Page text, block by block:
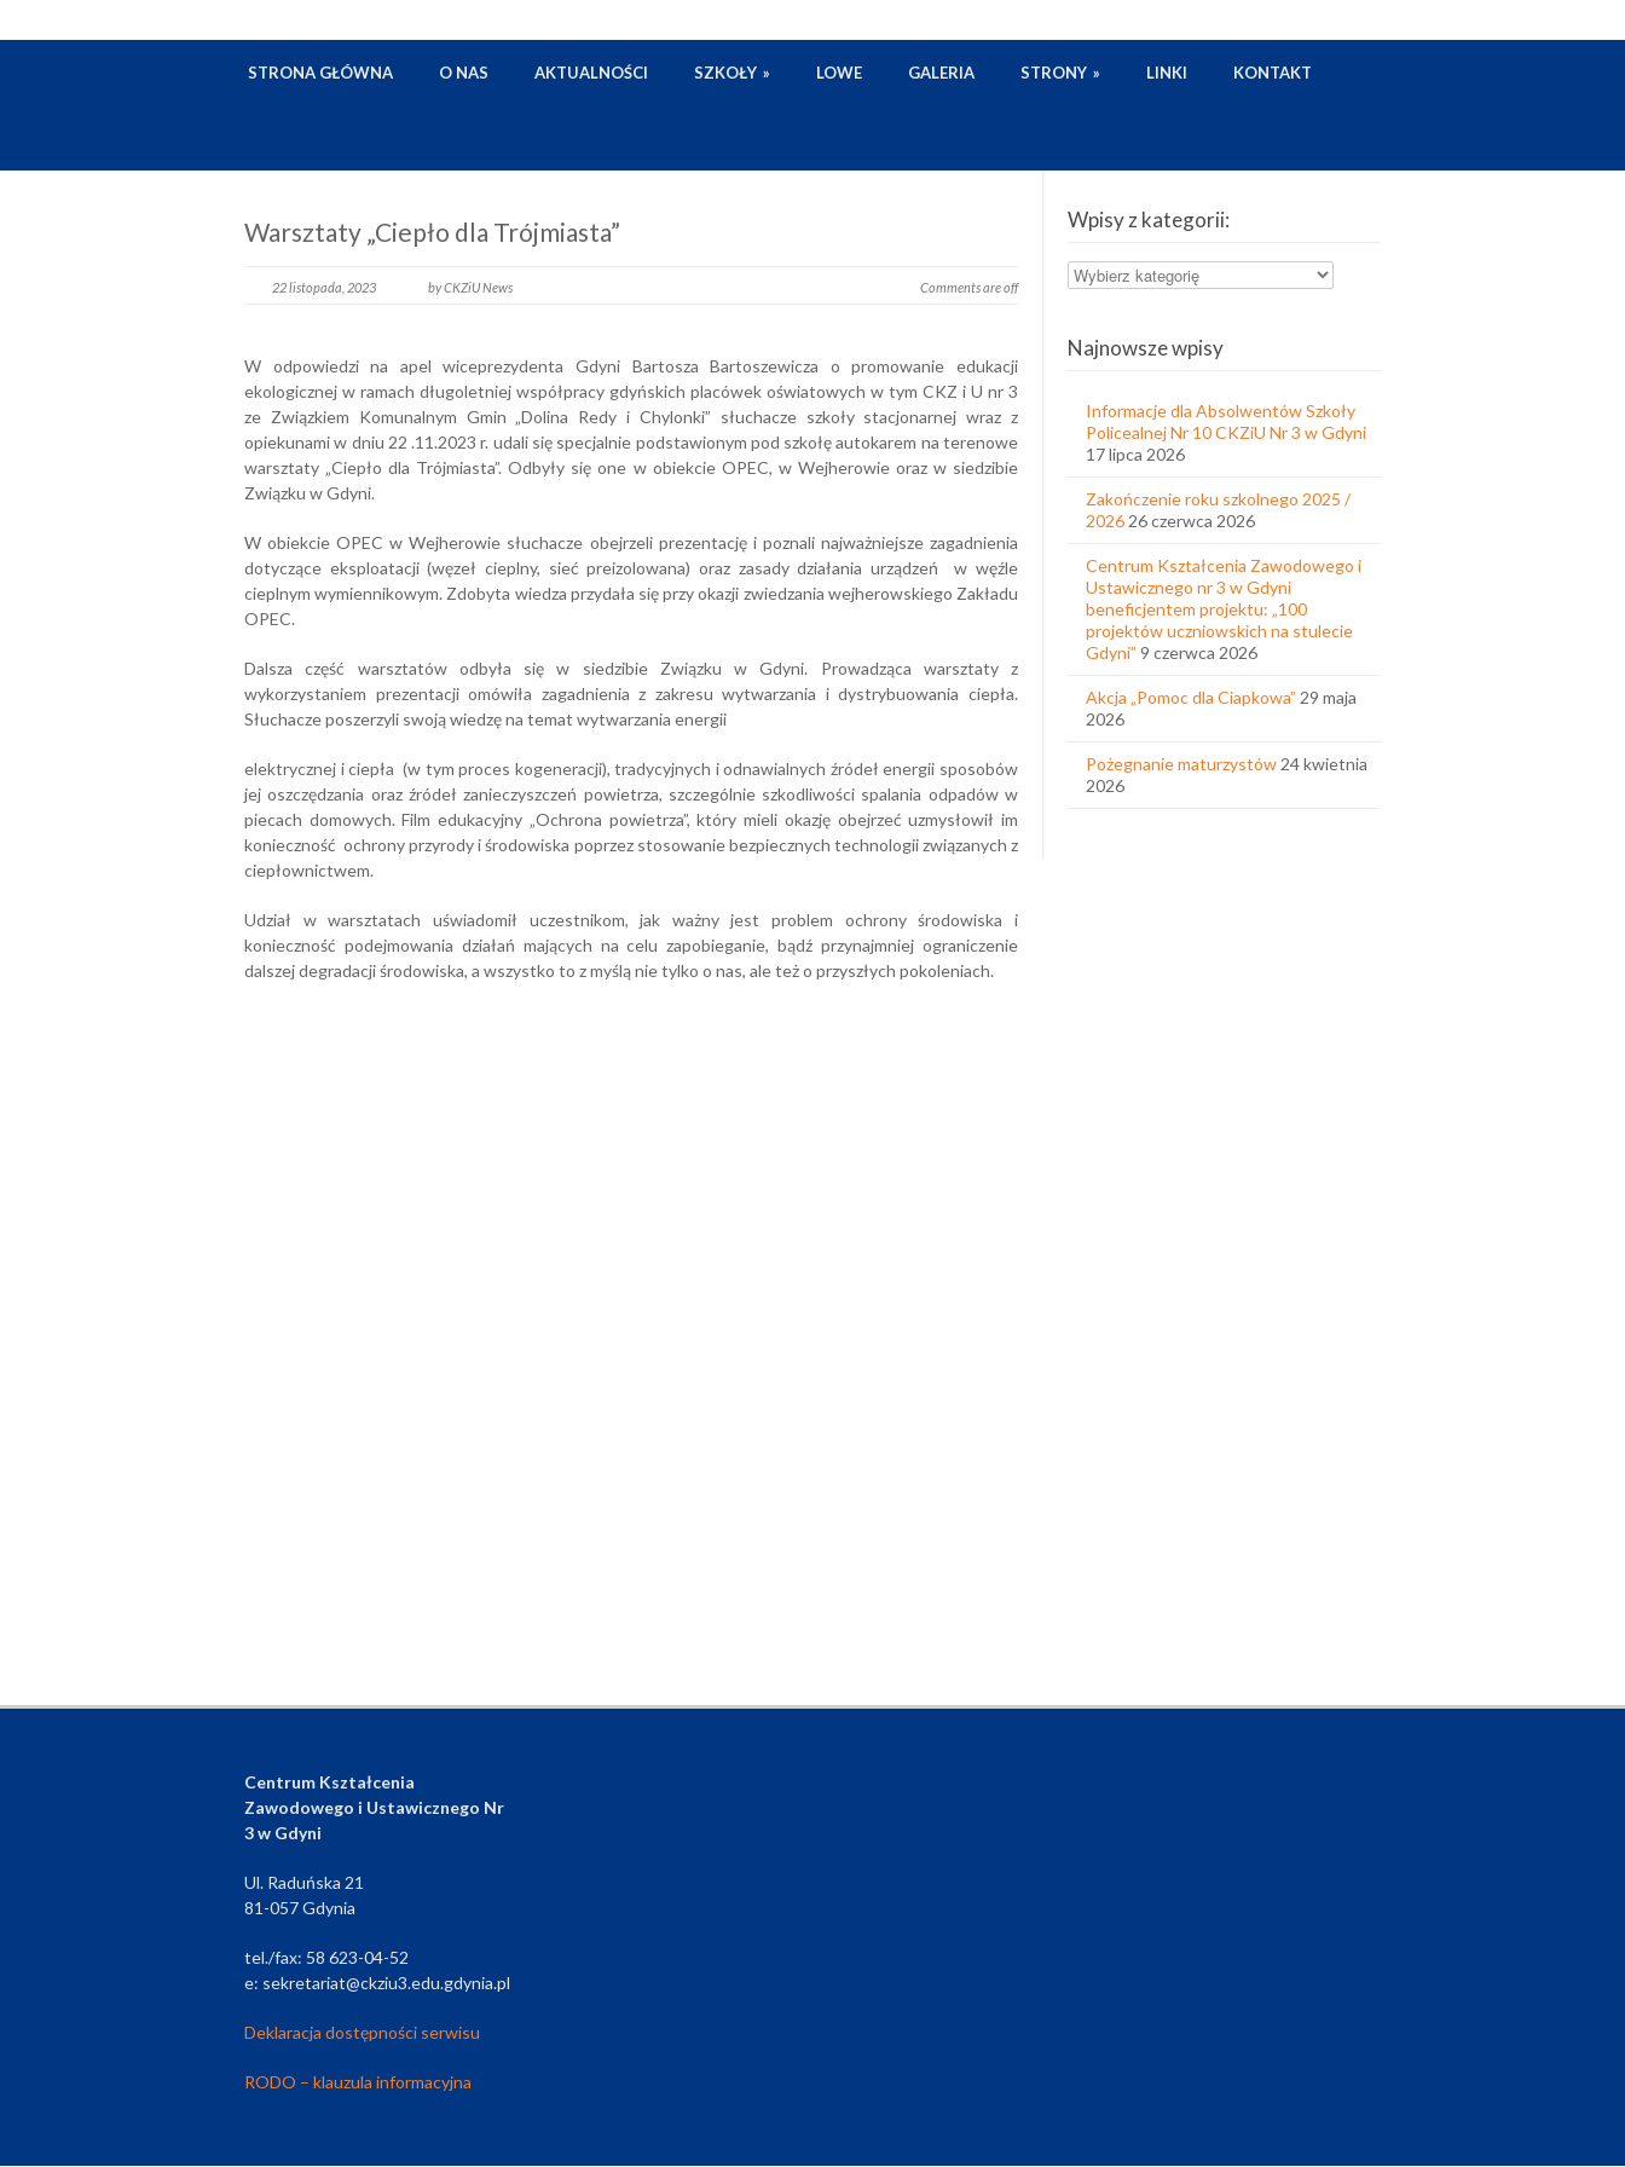
STRONA GŁÓWNA O NAS AKTUALNOŚCI SZKOŁY » LOWE GALERIA STRONY » LINKI KONTAKT
Warsztaty „Ciepło dla Trójmiasta”
22 listopada, 2023 by CKZiU News Comments are off
W odpowiedzi na apel wiceprezydenta Gdyni Bartosza Bartoszewicza o promowanie edukacji
ekologicznej w ramach długoletniej współpracy gdyńskich placówek oświatowych w tym CKZ i U nr 3
ze Związkiem Komunalnym Gmin „Dolina Redy i Chylonki” słuchacze szkoły stacjonarnej wraz z
opiekunami w dniu 22 .11.2023 r. udali się specjalnie podstawionym pod szkołę autokarem na terenowe
warsztaty „Ciepło dla Trójmiasta”. Odbyły się one w obiekcie OPEC, w Wejherowie oraz w siedzibie
Związku w Gdyni.
W obiekcie OPEC w Wejherowie słuchacze obejrzeli prezentację i poznali najważniejsze zagadnienia
dotyczące eksploatacji (węzeł cieplny, sieć preizolowana) oraz zasady działania urządzeń w węźle
cieplnym wymiennikowym. Zdobyta wiedza przydała się przy okazji zwiedzania wejherowskiego Zakładu
OPEC.
Dalsza część warsztatów odbyła się w siedzibie Związku w Gdyni. Prowadząca warsztaty z
wykorzystaniem prezentacji omówiła zagadnienia z zakresu wytwarzania i dystrybuowania ciepła.
Słuchacze poszerzyli swoją wiedzę na temat wytwarzania energii
elektrycznej i ciepła (w tym proces kogeneracji), tradycyjnych i odnawialnych źródeł energii sposobów
jej oszczędzania oraz źródeł zanieczyszczeń powietrza, szczególnie szkodliwości spalania odpadów w
piecach domowych. Film edukacyjny „Ochrona powietrza”, który mieli okazję obejrzeć uzmysłowił im
konieczność ochrony przyrody i środowiska poprzez stosowanie bezpiecznych technologii związanych z
ciepłownictwem.
Udział w warsztatach uświadomił uczestnikom, jak ważny jest problem ochrony środowiska i
konieczność podejmowania działań mających na celu zapobieganie, bądź przynajmniej ograniczenie
dalszej degradacji środowiska, a wszystko to z myślą nie tylko o nas, ale też o przyszłych pokoleniach.
Wpisy z kategorii:
Wpisy
Najnowsze wpisy
Informacje dla Absolwentów Szkoły
Policealnej Nr 10 CKZiU Nr 3 w Gdyni
17 lipca 2026
Zakończenie roku szkolnego 2025 /
2026 26 czerwca 2026
Centrum Kształcenia Zawodowego i
Ustawicznego nr 3 w Gdyni
beneficjentem projektu: „100
projektów uczniowskich na stulecie
Gdyni” 9 czerwca 2026
Akcja „Pomoc dla Ciapkowa” 29 maja
2026
Pożegnanie maturzystów 24 kwietnia
2026
Centrum Kształcenia
Zawodowego i Ustawicznego Nr
3 w Gdyni
Ul. Raduńska 21
81-057 Gdynia
tel./fax: 58 623-04-52
e: sekretariat@ckziu3.edu.gdynia.pl
Deklaracja dostępności serwisu
RODO – klauzula informacyjna